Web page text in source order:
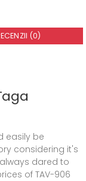
(0)
easily be
considering it's
dared to
of TAV-906